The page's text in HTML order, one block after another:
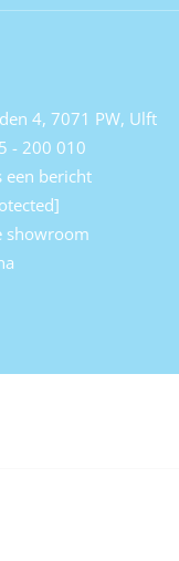
4, 7071 PW, Ulft
- 200 010
een bericht
showroom